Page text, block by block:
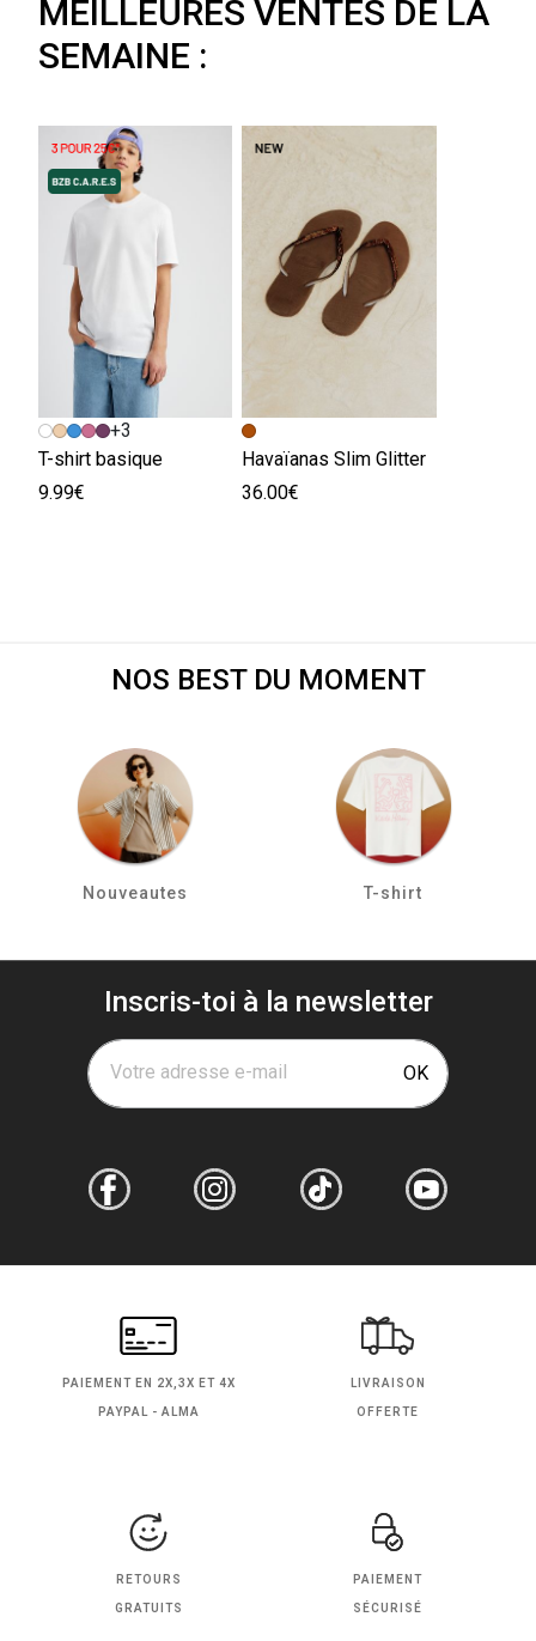
MEILLEURES VENTES DE LA
SEMAINE :
+3
T-shirt basique
9.99€
Havaïanas Slim Glitter
36.00€
NOS BEST DU MOMENT
Nouveautes T-shirt
Inscris-toi à la newsletter
Votre adresse e-mail OK
PAIEMENT EN 2X,3X ET 4X
PAYPAL - ALMA
LIVRAISON
OFFERTE
RETOURS
GRATUITS
PAIEMENT
SÉCURISÉ